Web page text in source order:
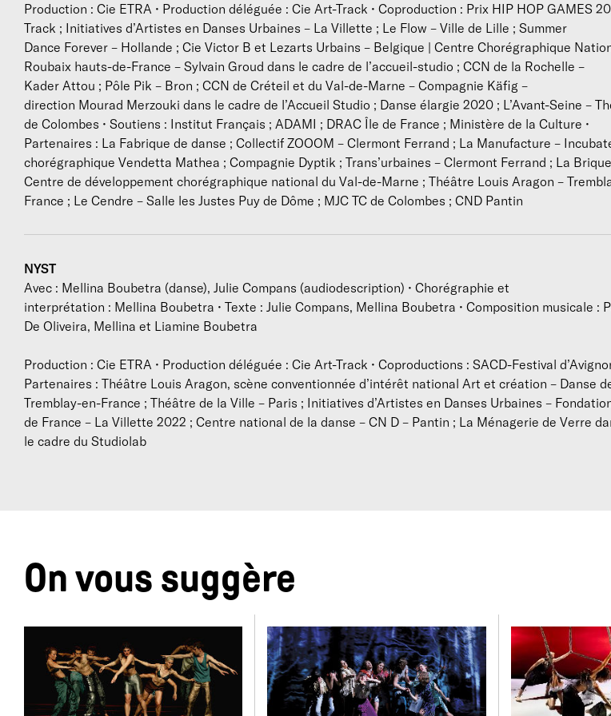
et petit à petit s’oriente vers la création.
John Degois pour le spectacleDe bois et…
pour la pièceFinding Nowet en 2018 la
Production : Cie ETRA • Production déléguée : Cie Art-Track • Coproduction : Prix HIP HOP GAMES
Track ; Initiatives d’Artistes en Danses Urbaines – La Villette ; Le Flow – Ville de Lille ; Summer
Dance Forever – Hollande ; Cie Victor B et Lezarts Urbains – Belgique | Centre Chorégraphique
Roubaix hauts-de-France – Sylvain Groud dans le cadre de l’accueil-studio ; CCN de la Rochelle –
Kader Attou ; Pôle Pik – Bron ; CCN de Créteil et du Val-de-Marne – Compagnie Käfig –
direction Mourad Merzouki dans le cadre de l’Accueil Studio ; Danse élargie 2020 ; L’Avant-Seine –
de Colombes • Soutiens : Institut Français ; ADAMI ; DRAC Île de France ; Ministère de la Culture •
Partenaires : La Fabrique de danse ; Collectif ZOOOM – Clermont Ferrand ; La Manufacture –
chorégraphique Vendetta Mathea ; Compagnie Dyptik ; Trans’urbaines – Clermont Ferrand ; La
Centre de développement chorégraphique national du Val-de-Marne ; Théâtre Louis Aragon –
France ; Le Cendre – Salle les Justes Puy de Dôme ; MJC TC de Colombes ; CND Pantin
NYST
Avec : Mellina Boubetra (danse), Julie Compans (audiodescription) • Chorégraphie et
interprétation : Mellina Boubetra • Texte : Julie Compans, Mellina Boubetra • Composition musicale :
De Oliveira, Mellina et Liamine Boubetra
Production : Cie ETRA • Production déléguée : Cie Art-Track • Coproductions : SACD-Festival
Partenaires : Théâtre Louis Aragon, scène conventionnée d’intérêt national Art et création – Danse
Tremblay-en-France ; Théâtre de la Ville – Paris ; Initiatives d’Artistes en Danses Urbaines –
de France – La Villette 2022 ; Centre national de la danse – CN D – Pantin ; La Ménagerie de Verre
le cadre du Studiolab
On vous suggère